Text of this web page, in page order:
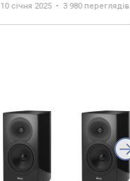
นิยมมากที่สุดในขณะนี้
10 січня 2025 3 980 переглядів